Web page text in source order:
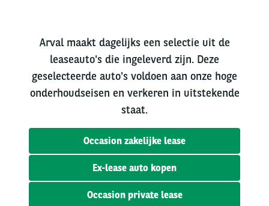
Arval maakt dagelijks een selectie uit de
leaseauto's die ingeleverd zijn. Deze
geselecteerde auto's voldoen aan onze hoge
onderhoudseisen en verkeren in uitstekende
staat.
Occasion zakelijke lease
Ex-lease auto kopen
Occasion private lease